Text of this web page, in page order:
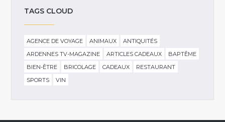
TAGS CLOUD
AGENCE DE VOYAGE ANIMAUX
ANTIQUITÉS
ARDENNES TV-MAGAZINE
ARTICLES CADEAUX
BAPTÊME
BIEN-ÊTRE
BRICOLAGE CADEAUX
RESTAURANT
SPORTS
VIN